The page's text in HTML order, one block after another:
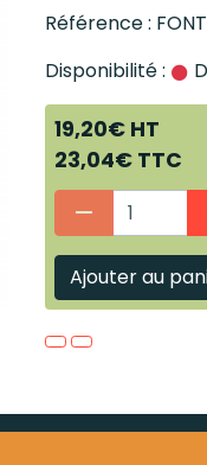
Référence :
Disponibilité :
19,20€ HT
23,04€ TTC
Ajouter au